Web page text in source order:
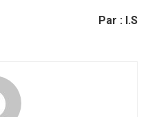
Par : I.S